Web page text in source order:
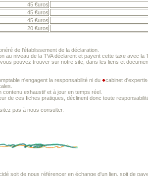
45 €uros
45 €uros
45 €uros
20 €uros
de l'établissement de la déclaration.
au niveau de la TVA déclarent et payent cette taxe avec la
pouvez trouver sur notre site, dans les liens et
n'engagent la responsabilité ni du cabinet
exhaustif et à jour en temps réel.
de ces fiches pratiques, déclinent donc toute
pas à nous consulter.
soit de nous référencer en échange d'un lien, soit de